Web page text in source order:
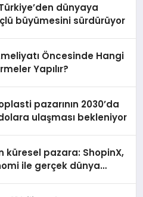
dünyaya
büyümesini sürdürüyor
Öncesinde Hangi
Yapılır?
pazarının 2030’da
ulaşması bekleniyor
küresel pazara: ShopinX,
ile gerçek dünya